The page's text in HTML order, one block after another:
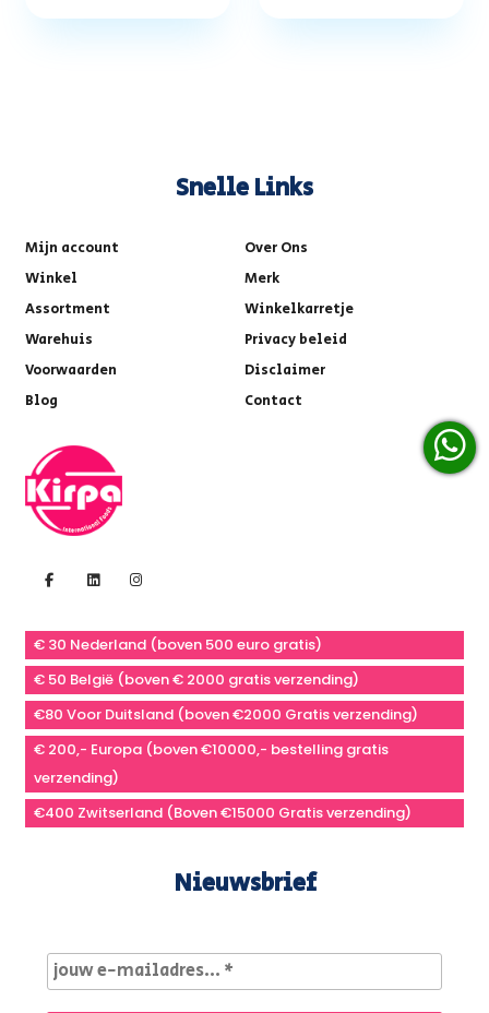
Snelle Links
Mijn account
Over Ons
Winkel
Merk
Assortment
Winkelkarretje
Warehuis
Privacy beleid
Voorwaarden
Disclaimer
Blog
Contact
€ 30 Nederland (boven 500 euro gratis)
€ 50 België (boven € 2000 gratis verzending)
€80 Voor Duitsland (boven €2000 Gratis verzending)
€ 200,- Europa (boven €10000,- bestelling gratis
verzending)
€400 Zwitserland (Boven €15000 Gratis verzending)
Nieuwsbrief